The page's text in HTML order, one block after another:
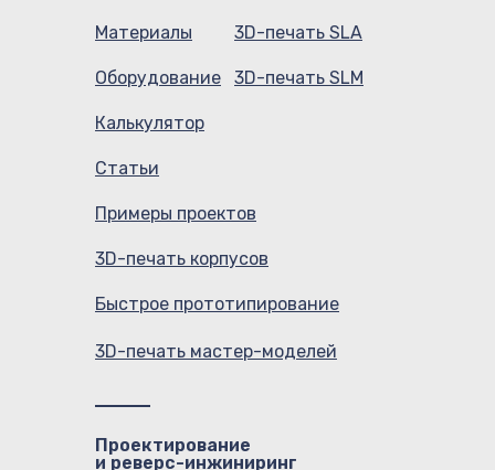
Материалы
Оборудование
Калькулятор
Статьи
Примеры проектов
3D-печать корпусов
3D-печать мастер-моделей
Быстрое прототипирование
3D-печать SLA
3D-печать SLM
Проектирование
и реверс-инжиниринг